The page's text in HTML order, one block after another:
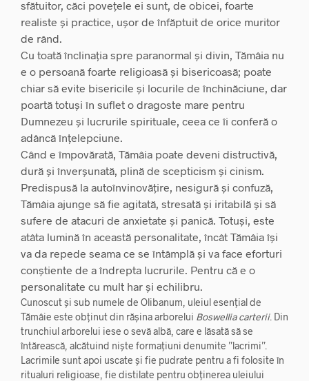
sfătuitor, căci povețele ei sunt, de obicei, foarte
realiste și practice, ușor de înfăptuit de orice muritor
de rând.
Cu toată înclinația spre paranormal și divin, Tămâia nu
e o persoană foarte religioasă și bisericoasă; poate
chiar să evite bisericile și locurile de închinăciune, dar
poartă totuși în suflet o dragoste mare pentru
Dumnezeu și lucrurile spirituale, ceea ce îi conferă o
adâncă înțelepciune.
Când e împovărată, Tămâia poate deveni distructivă,
dură și înverșunată, plină de scepticism și cinism.
Predispusă la autoînvinovățire, nesigură și confuză,
Tămâia ajunge să fie agitată, stresată și iritabilă și să
sufere de atacuri de anxietate și panică. Totuși, este
atâta lumină în această personalitate, încât Tămâia își
va da repede seama ce se întâmplă și va face eforturi
conștiente de a îndrepta lucrurile. Pentru că e o
personalitate cu mult har și echilibru.
Cunoscut și sub numele de Olibanum, uleiul esențial de
Tămâie este obținut din rășina arborelui Boswellia carterii. Din
trunchiul arborelui iese o sevă albă, care e lăsată să se
întărească, alcătuind niște formațiuni denumite ”lacrimi”.
Lacrimile sunt apoi uscate și fie pudrate pentru a fi folosite în
ritualuri religioase, fie distilate pentru obținerea uleiului